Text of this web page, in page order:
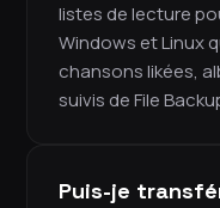
listes de lecture
Windows et Linux
chansons likées,
suivis de File
Puis-je